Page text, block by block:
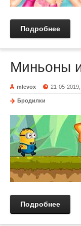
Подробнее
Миньоны
mlevox 21-05-
Бродилки
Подробнее